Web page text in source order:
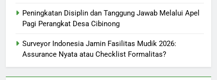
Peningkatan Disiplin dan Tanggung Jawab Melalui Apel
Pagi Perangkat Desa Cibinong
Surveyor Indonesia Jamin Fasilitas Mudik 2026:
Assurance Nyata atau Checklist Formalitas?